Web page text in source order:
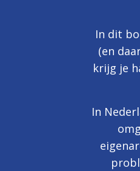
In dit
(en
krijg je
In